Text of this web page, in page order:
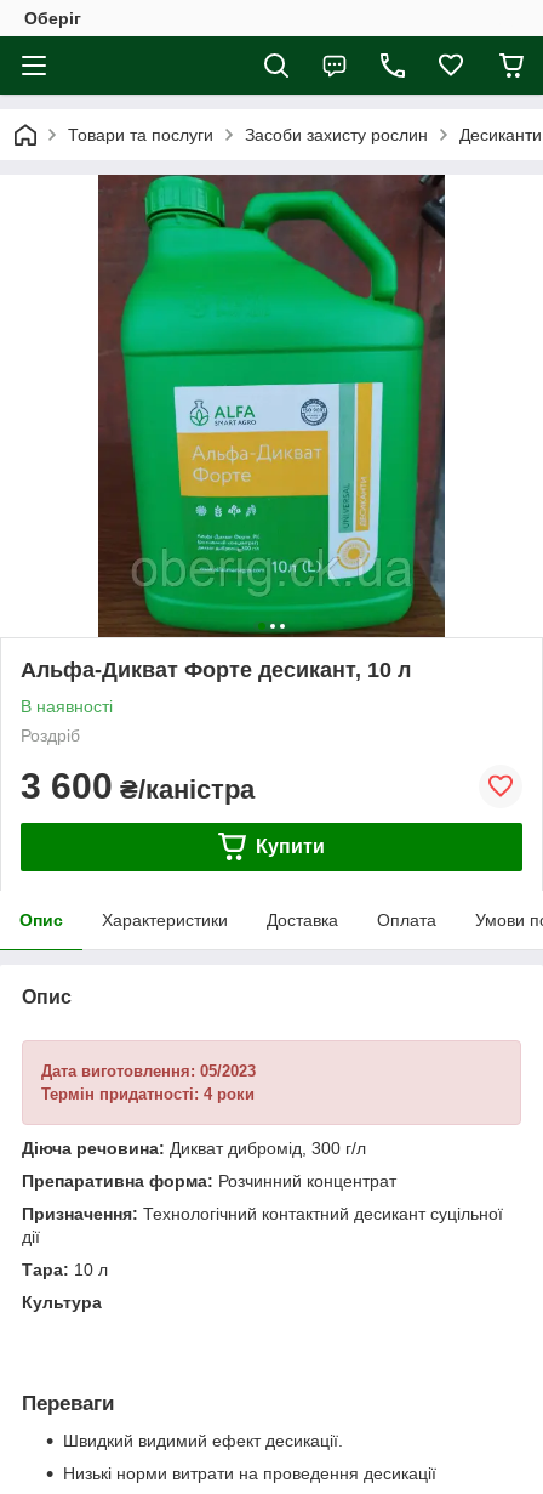
Оберіг
Товари та послуги Засоби захисту рослин Десиканти
Альфа-Дикват Форте десикант, 10 л
В наявності
Роздріб
3 600 ₴/каністра
Купити
Опис Характеристики Доставка Оплата Умови
Опис
Дата виготовлення: 05/2023
Термін придатності: 4 роки
Діюча речовина: Дикват дибромід, 300 г/л
Препаративна форма: Розчинний концентрат
Призначення: Технологічний контактний десикант суцільної
дії
Тара: 10 л
Культура
Переваги
Швидкий видимий ефект десикації.
Низькі норми витрати на проведення десикації